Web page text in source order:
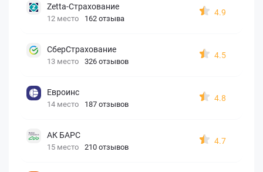
Zetta-Страхование
12 место 162 отзыва
4.9
СберСтрахование
13 место 326 отзывов
4.5
Евроинс
14 место 187 отзывов
4.8
АК БАРС
15 место 210 отзывов
4.7